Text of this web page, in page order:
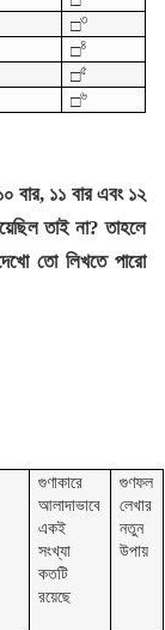
□৩
□৪
□৫
□৬
বার, ১১ বার এবং ১২
তাই না? তাহলে
তো লিখতে পারো
গুণাকারে
আলাদাভাবে
একই
সংখ্যা
কতটি
রয়েছে
গুণফল
লেখার
নতুন
উপায়